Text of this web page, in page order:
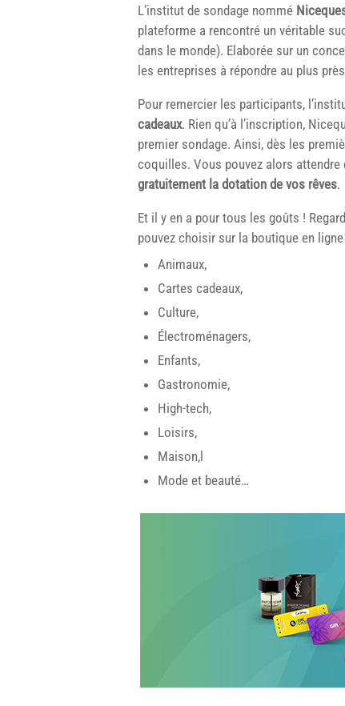
L’institut de sondage nommé
plateforme a rencontré un véritable
dans le monde). Elaborée sur un
les entreprises à répondre au plus
Pour remercier les participants,
cadeaux. Rien qu’à l’inscription,
premier sondage. Ainsi, dès les
coquilles. Vous pouvez alors attendre
gratuitement la dotation de vos rêves.
Et il y en a pour tous les goûts !
pouvez choisir sur la boutique en ligne
Animaux,
Cartes cadeaux,
Culture,
Électroménagers,
Enfants,
Gastronomie,
High-tech,
Loisirs,
Maison,l
Mode et beauté…